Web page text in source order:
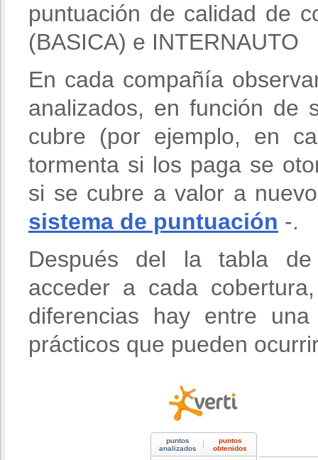
puntuación de calidad de
(BASICA) e INTERNAUTO
En cada compañía
analizados, en función de
cubre (por ejemplo, en
tormenta si los paga se
si se cubre a valor a
sistema de puntuación -.
Después del la tabla de
acceder a cada
diferencias hay entre
prácticos que pueden